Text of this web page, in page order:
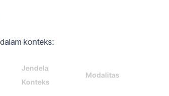
dalam konteks:
Jendela
Konteks
Modalitas